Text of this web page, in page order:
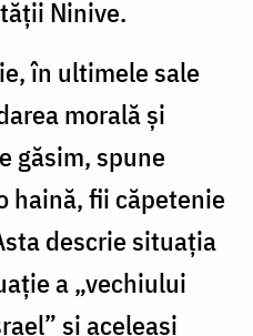
Ninive.
în ultimele sale
morală și
găsim, spune
haină, fii căpetenie
descrie situația
a „vechiului
și aceleași